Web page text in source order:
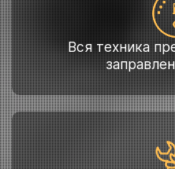
Вся техника